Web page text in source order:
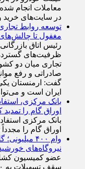
معاملات انجام
در سایت‌های
توسعه روابط
مغفول تا چالش‌های
رئیس اتاق
ظرفیت‌های
تجاری میان دو
صادراتی و رفع
گفت: ارمنستان
ایران است و
بانک مرکزی،
اوراق گام را تمدید
بانک مرکزی
اوراق گام را مجدداً تا
وام ۴۰۰
نیروگاه‌های
عضو کمیسیون